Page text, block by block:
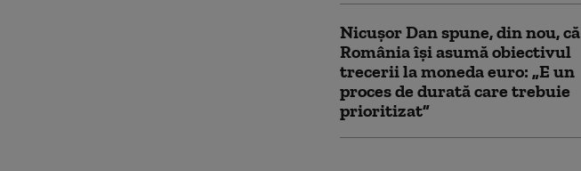
Nicușor Dan spune, din nou, că
România își asumă obiectivul
trecerii la moneda euro: „E un
proces de durată care trebuie
prioritizat”